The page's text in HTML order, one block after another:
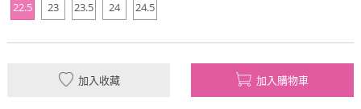
22.5 23 23.5 24 24.5
加入收藏 加入購物車